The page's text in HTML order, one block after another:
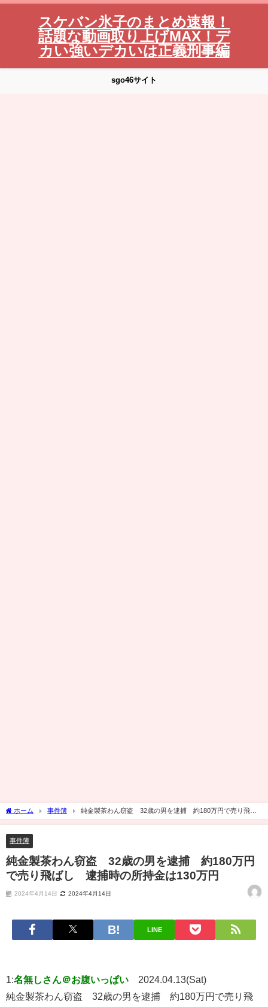
スケバン氷子のまとめ速報！
話題な動画取り上げMAX！デ
カい強いデカいは正義刑事編
sgo46サイト
ホーム 事件簿
純金製茶わん窃盗 32歳の男を逮捕 約180万円で売り飛ば
し 逮捕時の所持金は130万円
事件簿
純金製茶わん窃盗 32歳の男を逮捕 約180万円
で売り飛ばし 逮捕時の所持金は130万円
2024年4月14日 2024年4月14日
LINE
1:名無しさん＠お腹いっぱい
2024.04.13(Sat)
純金製茶わん窃盗 32歳の男を逮捕 約180万円で売り飛